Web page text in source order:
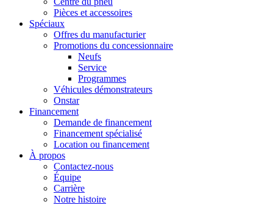
Pièces et accessoires
Spéciaux
Offres du manufacturier
Promotions du concessionnaire
Neufs
Service
Programmes
Véhicules démonstrateurs
Onstar
Financement
Demande de financement
Financement spécialisé
Location ou financement
À propos
Contactez-nous
Équipe
Carrière
Notre histoire